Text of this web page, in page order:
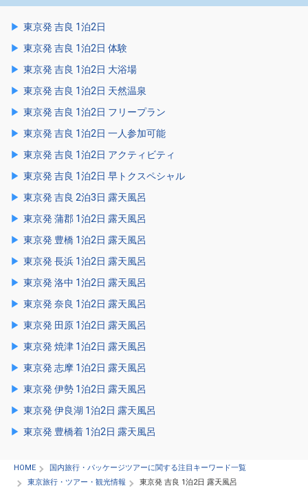
東京発 吉良 1泊2日
東京発 吉良 1泊2日 体験
東京発 吉良 1泊2日 大浴場
東京発 吉良 1泊2日 天然温泉
東京発 吉良 1泊2日 フリープラン
東京発 吉良 1泊2日 一人参加可能
東京発 吉良 1泊2日 アクティビティ
東京発 吉良 1泊2日 早トクスペシャル
東京発 吉良 2泊3日 露天風呂
東京発 蒲郡 1泊2日 露天風呂
東京発 豊橋 1泊2日 露天風呂
東京発 長浜 1泊2日 露天風呂
東京発 洛中 1泊2日 露天風呂
東京発 奈良 1泊2日 露天風呂
東京発 田原 1泊2日 露天風呂
東京発 焼津 1泊2日 露天風呂
東京発 志摩 1泊2日 露天風呂
東京発 伊勢 1泊2日 露天風呂
東京発 伊良湖 1泊2日 露天風呂
東京発 豊橋着 1泊2日 露天風呂
HOME
国内旅行・パッケージツアーに関する注目キーワード一覧
東京旅行・ツアー・観光情報
東京発 吉良 1泊2日 露天風呂